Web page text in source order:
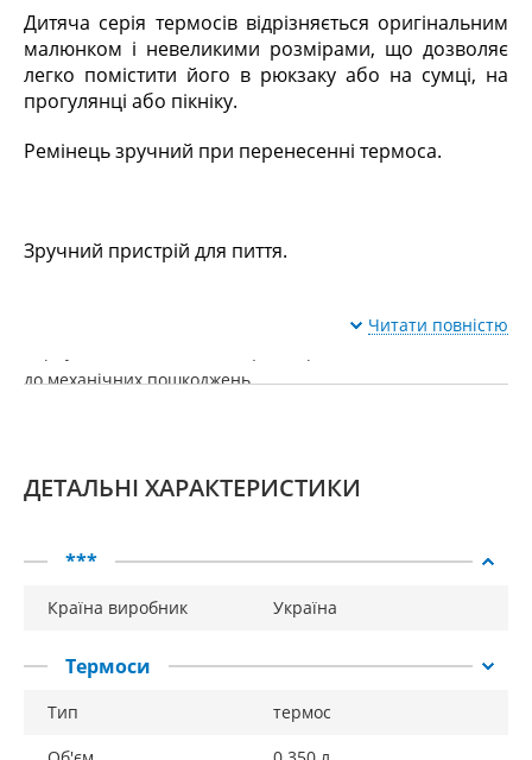
Дитяча серія термосів відрізняється оригінальним
малюнком і невеликими розмірами, що дозволяє
легко помістити його в рюкзаку або на сумці, на
прогулянці або пікніку.
Ремінець зручний при перенесенні термоса.
Зручний пристрій для пиття.
до механічних пошкоджень.
Читати повністю
ДЕТАЛЬНІ ХАРАКТЕРИСТИКИ
***
Країна виробник Україна
Термоси
Тип
термос